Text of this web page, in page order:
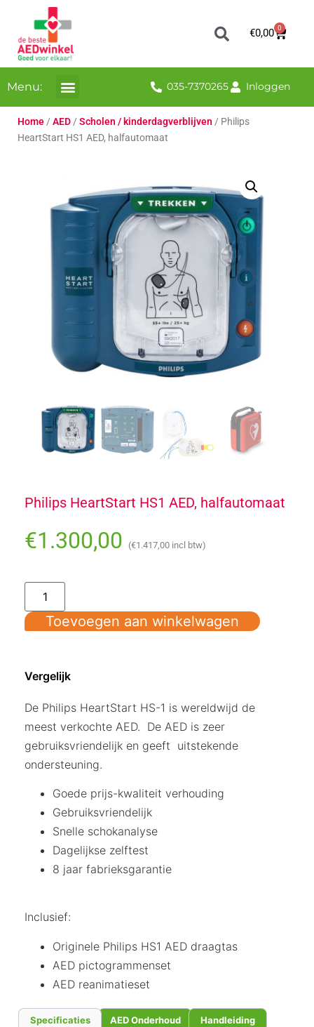
€0,00 0
Menu: 035-7370265 Inloggen
Home / AED / Scholen / kinderdagverblijven / Philips
HeartStart HS1 AED, halfautomaat
Philips HeartStart HS1 AED, halfautomaat
€1.300,00 (€1.417,00 incl btw)
Toevoegen aan winkelwagen
Vergelijk
De Philips HeartStart HS-1 is wereldwijd de
meest verkochte AED. De AED is zeer
gebruiksvriendelijk en geeft uitstekende
ondersteuning.
Goede prijs-kwaliteit verhouding
Gebruiksvriendelijk
Snelle schokanalyse
Dagelijkse zelftest
8 jaar fabrieksgarantie
Inclusief:
Originele Philips HS1 AED draagtas
AED pictogrammenset
AED reanimatieset
Specificaties AED Onderhoud Handleiding